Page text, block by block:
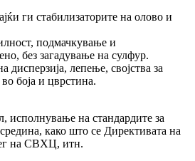
ги стабилизаторите на олово и
подмачкување и
без загадување на сулфур.
дисперзија, лепење, својства за
боја и цврстина.
исполнување на стандардите за
како што се Директивата на
на СВХЦ, итн.